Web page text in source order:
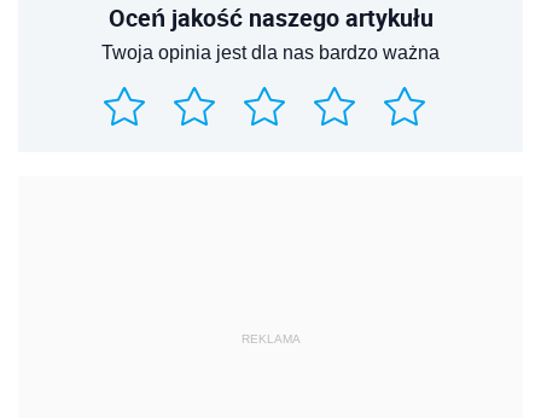
Oceń jakość naszego artykułu
Twoja opinia jest dla nas bardzo ważna
REKLAMA